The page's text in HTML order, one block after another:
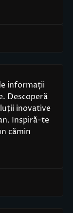
informații
Descoperă
inovative
Inspiră-te
cămin